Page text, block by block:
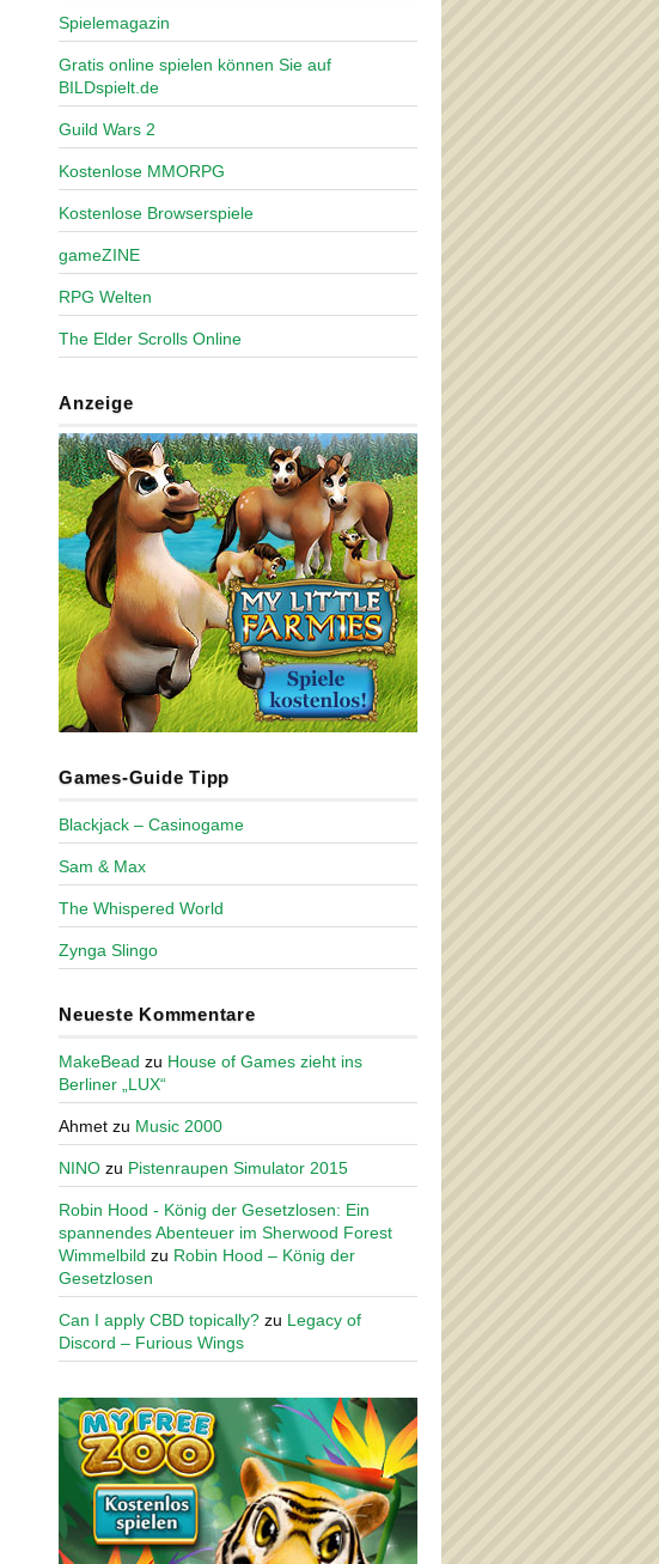
Spielemagazin
Gratis online spielen können Sie auf
BILDspielt.de
Guild Wars 2
Kostenlose MMORPG
Kostenlose Browserspiele
gameZINE
RPG Welten
The Elder Scrolls Online
Anzeige
Games-Guide Tipp
Blackjack – Casinogame
Sam & Max
The Whispered World
Zynga Slingo
Neueste Kommentare
MakeBead zu House of Games zieht ins
Berliner „LUX“
Ahmet zu Music 2000
NINO zu Pistenraupen Simulator 2015
Robin Hood - König der Gesetzlosen: Ein
spannendes Abenteuer im Sherwood Forest
Wimmelbild zu Robin Hood – König der
Gesetzlosen
Can I apply CBD topically? zu Legacy of
Discord – Furious Wings